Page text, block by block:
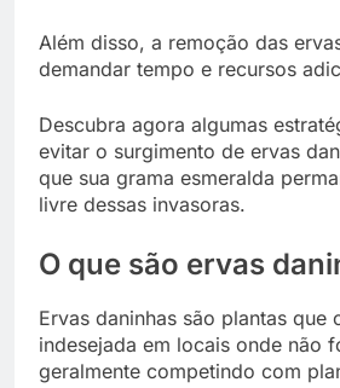
Além disso, a remoção das
demandar tempo e recursos
Descubra agora algumas
evitar o surgimento de ervas
que sua grama esmeralda
livre dessas invasoras.
O que são ervas
Ervas daninhas são plantas que
indesejada em locais onde não
geralmente competindo com